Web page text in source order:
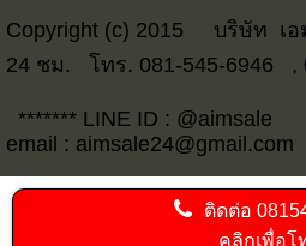
Copyright (c) 2015
บริษัท เ
24 ชม. โทร. 081-545-6946 ,
******* LINE ID :
email : aimsale24@gmail.com
ติดต่อ
คลิกเพื่อโ